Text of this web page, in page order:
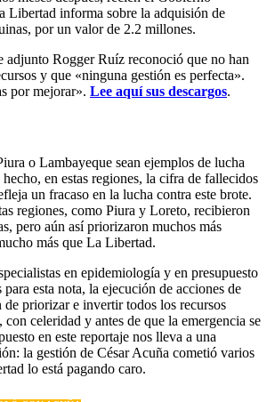
Libertad informa sobre la adquisión de
por un valor de 2.2 millones.
adjunto Rogger Ruíz reconoció que no han
y que «ninguna gestión es perfecta».
por mejorar». Lee aquí sus descargos.
o Lambayeque sean ejemplos de lucha
en estas regiones, la cifra de fallecidos
un fracaso en la lucha contra este brote.
regiones, como Piura y Loreto, recibieron
pero aún así priorizaron muchos más
más que La Libertad.
en epidemiología y en presupuesto
esta nota, la ejecución de acciones de
de priorizar e invertir todos los recursos
celeridad y antes de que la emergencia se
en este reportaje nos lleva a una
la gestión de César Acuña cometió varios
lo está pagando caro.